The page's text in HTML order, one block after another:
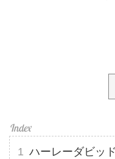
ハーレーダビッ